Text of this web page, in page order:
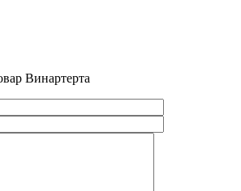
Винартерта